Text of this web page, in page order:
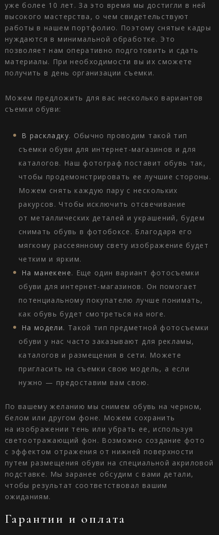
уже более 10 лет. За это время мы достигли в ней
высокого мастерства, о чем свидетельствуют
работы в нашем портфолио. Поэтому снятые кадры
нуждаются в минимальной обработке. Это
позволяет нам оперативно подготовить и сдать
материалы. При необходимости вы их сможете
получить в день организации съемки.
Можем предложить для вас несколько вариантов
съемки обуви:
В раскладку. Обычно проводим такой тип
съемки обуви для интернет-магазинов и для
каталогов. Наш фотограф поставит обувь так,
чтобы продемонстрировать ее лучшие стороны.
Можем снять каждую пару с нескольких
ракурсов. Чтобы исключить отсвечивание
от металлических деталей и украшений, будем
снимать обувь в фотобоксе. Благодаря его
мягкому рассеянному свету изображение будет
четким и ярким.
На манекене. Еще один вариант фотосъемки
обуви для интернет-магазинов. Он помогает
потенциальному покупателю лучше понимать,
как обувь будет смотреться на ноге.
На модели. Такой тип предметной фотосъемки
обуви у нас часто заказывают для рекламы,
каталогов и размещения в сети. Можете
пригласить на съемки свою модель, а если
нужно — предоставим вам свою.
По вашему желанию мы снимем обувь на черном,
белом или другом фоне. Можем сохранить
на изображении тень или убрать ее, используя
светоотражающий фон. Возможно создание фото
с эффектом отражения от нижней поверхности
путем размещения обуви на специальной акриловой
подставке. Мы заранее обсудим с вами детали,
чтобы результат соответствовал вашим
ожиданиям.
Гарантии и оплата